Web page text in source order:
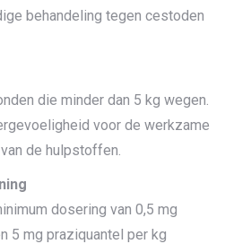
behandeling tegen cestoden
die minder dan 5 kg wegen.
voor de werkzame
de hulpstoffen.
dosering van 0,5 mg
5 mg praziquantel per kg